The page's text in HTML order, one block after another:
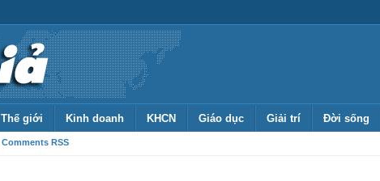
Thế giới Kinh doanh KHCN Giáo dục Giải trí Đời sống
Comments RSS